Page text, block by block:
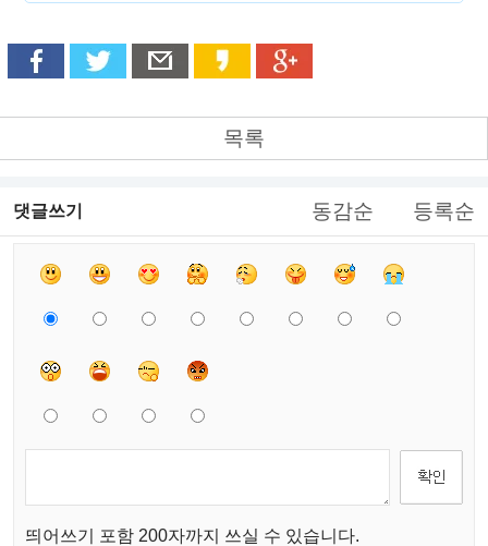
목록
댓글쓰기 동감순 등록순
띄어쓰기 포함 200자까지 쓰실 수 있습니다.